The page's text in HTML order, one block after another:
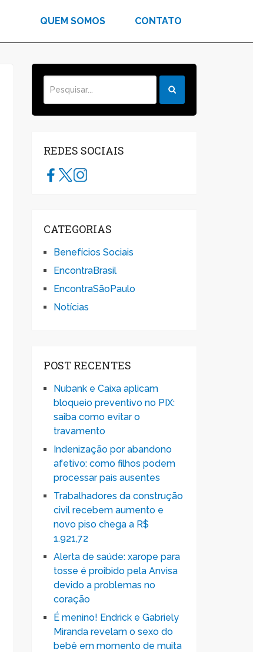
QUEM SOMOS CONTATO
REDES SOCIAIS
CATEGORIAS
Benefícios Sociais
EncontraBrasil
EncontraSãoPaulo
Notícias
POST RECENTES
Nubank e Caixa aplicam
bloqueio preventivo no PIX:
saiba como evitar o
travamento
Indenização por abandono
afetivo: como filhos podem
processar pais ausentes
Trabalhadores da construção
civil recebem aumento e
novo piso chega a R$
1.921,72
Alerta de saúde: xarope para
tosse é proibido pela Anvisa
devido a problemas no
coração
É menino! Endrick e Gabriely
Miranda revelam o sexo do
bebê em momento de muita